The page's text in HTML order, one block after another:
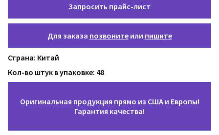
Запросить прайс-лист
Для заказа позвонитеили пишите
Страна: Китай
Кол-во штук в упаковке: 48
Оригинальная продукция прямо из США и Европы!
Гарантия качества!